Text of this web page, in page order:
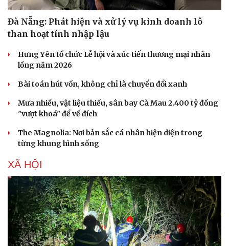
Đà Nẵng: Phát hiện và xử lý vụ kinh doanh lô
than hoạt tính nhập lậu
Hưng Yên tổ chức Lễ hội và xúc tiến thương mại nhãn
lồng năm 2026
Bài toán hút vốn, không chỉ là chuyển đổi xanh
Mưa nhiều, vật liệu thiếu, sân bay Cà Mau 2.400 tỷ đồng
"vượt khoá" để về đích
The Magnolia: Nơi bản sắc cá nhân hiện diện trong
từng khung hình sống
XÃ HỘI